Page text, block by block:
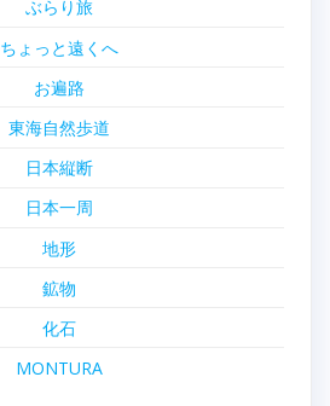
ぶらり旅
ちょっと遠くへ
お遍路
東海自然歩道
日本縦断
日本一周
地形
鉱物
化石
MONTURA